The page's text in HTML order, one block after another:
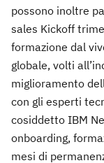
possono inoltre
sales Kickoff
formazione dal
globale, volti
miglioramento
con gli esperti
cosiddetto IBM
onboarding,
mesi di